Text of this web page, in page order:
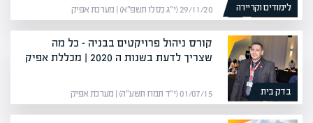
לימודים וקריירה 29/11/20 (י״ג כסלו תשפ״א) | מערכת אפיק
בדק בית
קורס ניהול פרויקטים בבניה – כל מה
שצריך לדעת בשנות ה 2020 | מכללת אפיק
01/07/15 (י״ד תמוז תשע״ה) | מערכת אפיק